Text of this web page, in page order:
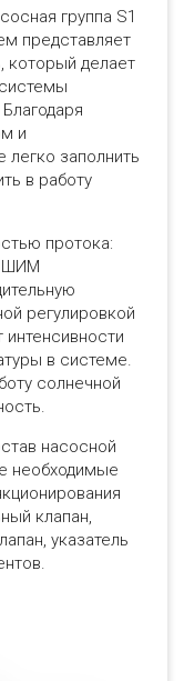
группа S1
представляет
который делает
и
заполнить
в работу
протока:
ШИМ
регулировкой
в системе.
солнечной
насосной
необходимые
клапан,
указатель